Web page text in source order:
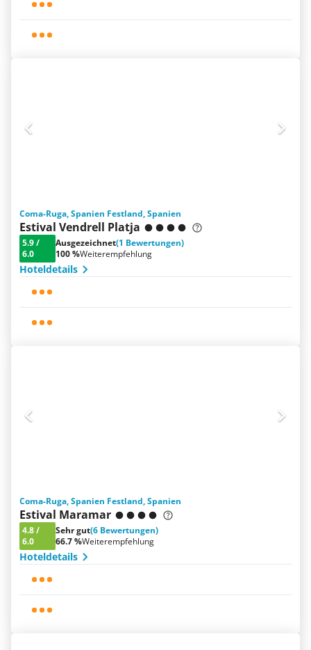
Coma-Ruga, Spanien Festland, Spanien
Estival Vendrell Platja
5.9/
6.0
Ausgezeichnet(1 Bewertungen)
100 %Weiterempfehlung
Hoteldetails
Coma-Ruga, Spanien Festland, Spanien
Estival Maramar
4.8/
6.0
Sehr gut(6 Bewertungen)
66.7 %Weiterempfehlung
Hoteldetails